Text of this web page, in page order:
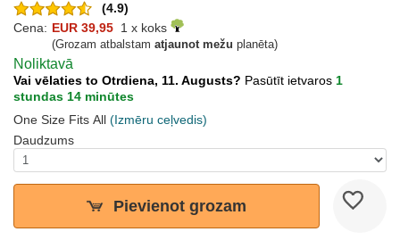
(4.9)
Cena: EUR 39,95 1 x koks
(Grozam atbalstam atjaunot mežu planēta)
Noliktavā
Vai vēlaties to Otrdiena, 11. Augusts? Pasūtīt ietvaros 1
stundas 14 minūtes
One Size Fits All (Izmēru ceļvedis)
Daudzums
Pievienot grozam